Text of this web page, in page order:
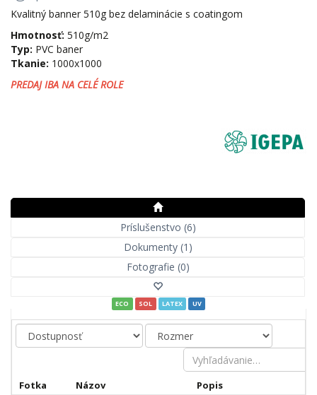
Kvalitný banner 510g bez delaminácie s coatingom
Hmotnosť: 510g/m2
Typ: PVC baner
Tkanie: 1000x1000
PREDAJ IBA NA CELÉ ROLE
Príslušenstvo (6)
Dokumenty (1)
Fotografie (0)
ECO SOL LATEX UV
Fotka Názov
Popis